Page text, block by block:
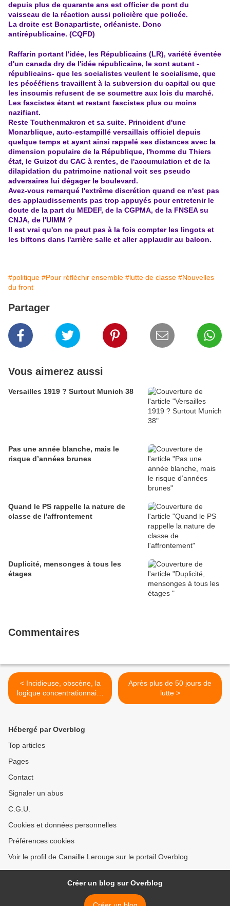
depuis plus de quarante ans est officier de pont du
vaisseau de la réaction aussi policière que policée.
La droite est Bonapartiste, orléaniste. Donc
antirépublicaine. (CQFD)
Raffarin portant l'idée, les Républicains (LR), variété éventée
d'un canada dry de l'idée républicaine, le sont autant -
républicains- que les socialistes veulent le socialisme, que
les pécééfiens travaillent à la subversion du capital ou que
les insoumis refusent de se soumettre aux lois du marché.
Les fascistes étant et restant fascistes plus ou moins
nazifiant.
Reste Touthenmakron et sa suite. Princident d'une
Monarblique, auto-estampillé versaillais officiel depuis
quelque temps et ayant ainsi rappelé ses distances avec la
dimension populaire de la République, l'homme du Thiers
état, le Guizot du CAC à rentes, de l'accumulation et de la
dilapidation du patrimoine national voit ses pseudo
adversaires lui dégager le boulevard.
Avez-vous remarqué l'extrême discrétion quand ce n'est pas
des applaudissements pas trop appuyés pour entretenir le
doute de la part du MEDEF, de la CGPMA, de la FNSEA su
CNJA, de l'UIMM ?
Il est vrai qu'on ne peut pas à la fois compter les lingots et
les biftons dans l'arrière salle et aller applaudir au balcon.
#politique #Pour réfléchir ensemble #lutte de classe #Nouvelles
du front
Partager
Vous aimerez aussi
Versailles 1919 ? Surtout Munich 38
Pas une année blanche, mais le
risque d’années brunes
Quand le PS rappelle la nature de
classe de l'affrontement
Duplicité, mensonges à tous les
étages
Commentaires
< Incidieuse, obscène, la
logique concentrationnaire
s'installe
Après plus de 50 jours de
lutte >
Hébergé par Overblog
Top articles
Pages
Contact
Signaler un abus
C.G.U.
Cookies et données personnelles
Préférences cookies
Voir le profil de Canaille Lerouge sur le portail Overblog
Créer un blog sur Overblog